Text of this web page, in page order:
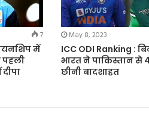
7
में
पहली
May 8, 2023
ICC ODI Ranking :
भारत ने पाकिस्तान से
छीनी बादशाहत